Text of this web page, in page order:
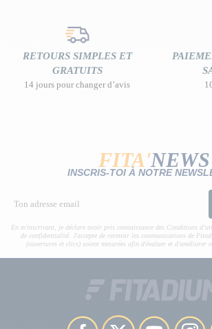
RETOURS SIMPLES ET
GRATUITS
14 jours pour changer d’avis
FITA'NEWS
INSCRIS-TOI À NOTRE
En m'inscrivant, je déclare avoir pris connaissance des Conditions
de confidentialité. J'accepte de recevoir les communications de
(ouvertures et clics) soient mesurées afin d'évaluer et d'améliorer